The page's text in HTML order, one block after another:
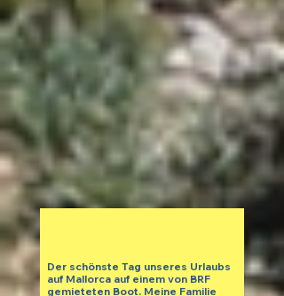
Der schönste Tag unseres Urlaubs
auf Mallorca auf einem von BRF
gemieteten Boot. Meine Familie